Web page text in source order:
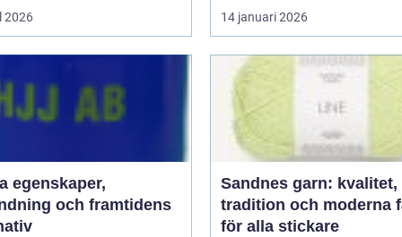
2026 14 januari 2026
och framtidens
Sandnes garn: kvalitet,
tradition och moderna
för alla stickare